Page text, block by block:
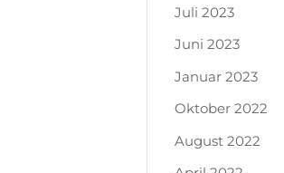
Juli 2023
Juni 2023
Januar 2023
Oktober 2022
August 2022